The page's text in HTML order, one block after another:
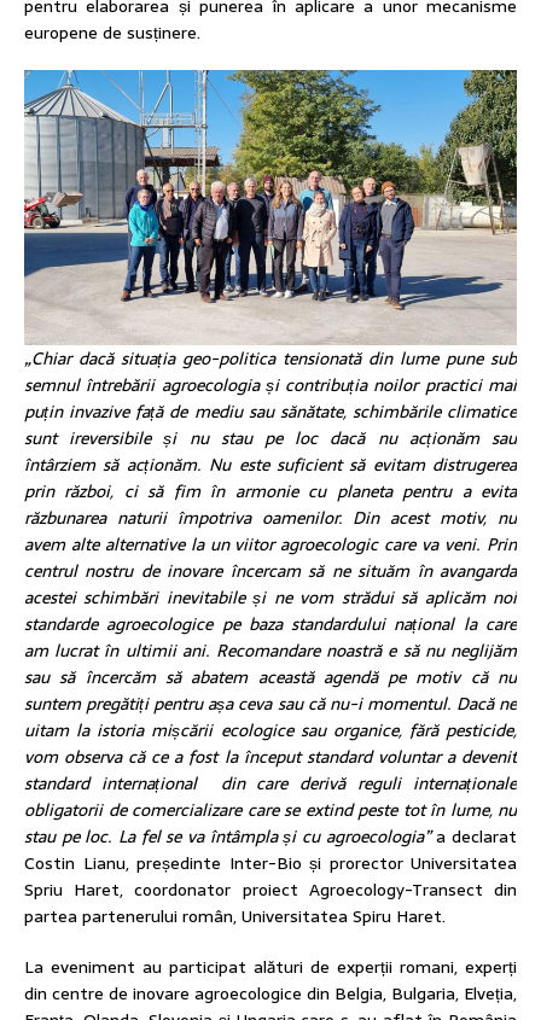
pentru elaborarea și punerea în aplicare a unor mecanisme
europene de susținere.
„Chiar dacă situația geo-politica tensionată din lume pune sub
semnul întrebării agroecologia și contribuția noilor practici mai
puțin invazive față de mediu sau sănătate, schimbările climatice
sunt ireversibile și nu stau pe loc dacă nu acționăm sau
întârziem să acționăm. Nu este suficient să evitam distrugerea
prin război, ci să fim în armonie cu planeta pentru a evita
răzbunarea naturii împotriva oamenilor. Din acest motiv, nu
avem alte alternative la un viitor agroecologic care va veni. Prin
centrul nostru de inovare încercam să ne situăm în avangarda
acestei schimbări inevitabile și ne vom strădui să aplicăm noi
standarde agroecologice pe baza standardului național la care
am lucrat în ultimii ani. Recomandare noastră e să nu neglijăm
sau să încercăm să abatem această agendă pe motiv că nu
suntem pregătiți pentru așa ceva sau că nu-i momentul. Dacă ne
uitam la istoria mișcării ecologice sau organice, fără pesticide,
vom observa că ce a fost la început standard voluntar a devenit
standard internațional din care derivă reguli internaționale
obligatorii de comercializare care se extind peste tot în lume, nu
stau pe loc. La fel se va întâmpla și cu agroecologia”a declarat
Costin Lianu, președinte Inter-Bio și prorector Universitatea
Spriu Haret, coordonator proiect Agroecology-Transect din
partea partenerului român, Universitatea Spiru Haret.
La eveniment au participat alături de experții romani, experți
din centre de inovare agroecologice din Belgia, Bulgaria, Elveția,